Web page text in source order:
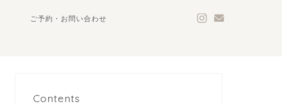
ご予約・お問い合わせ
Contents